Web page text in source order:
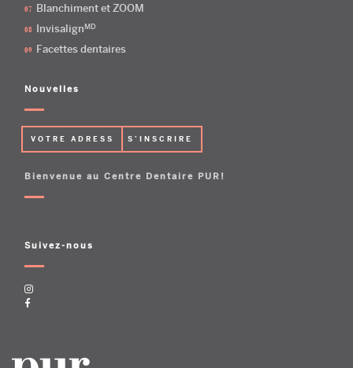
Blanchiment et ZOOM
Invisalign MD
Facettes dentaires
Nouvelles
Bienvenue au Centre Dentaire PUR!
Suivez-nous